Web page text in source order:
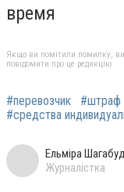
время
Якщо ви помітили помилку,
повідомити про це редакцію
#перевозчик #штраф
#средства
Ельміра
Журналістка